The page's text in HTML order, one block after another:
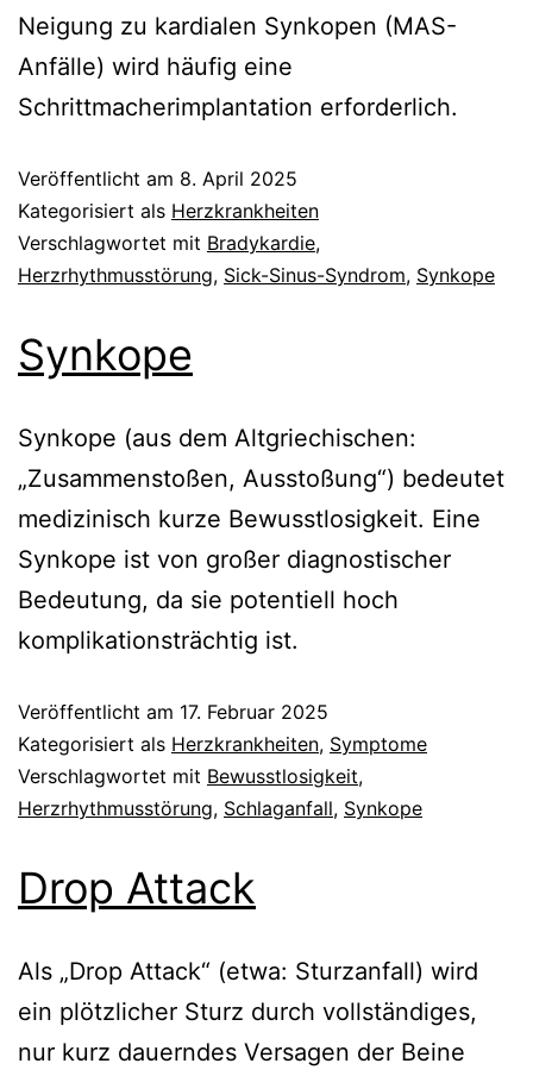
Neigung zu kardialen Synkopen (MAS-
Anfälle) wird häufig eine
Schrittmacherimplantation erforderlich.
Veröffentlicht am 8. April 2025
Kategorisiert als Herzkrankheiten
Verschlagwortet mit Bradykardie,
Herzrhythmusstörung, Sick-Sinus-Syndrom, Synkope
Synkope
Synkope (aus dem Altgriechischen:
„Zusammenstoßen, Ausstoßung“) bedeutet
medizinisch kurze Bewusstlosigkeit. Eine
Synkope ist von großer diagnostischer
Bedeutung, da sie potentiell hoch
komplikationsträchtig ist.
Veröffentlicht am 17. Februar 2025
Kategorisiert als Herzkrankheiten, Symptome
Verschlagwortet mit Bewusstlosigkeit,
Herzrhythmusstörung, Schlaganfall, Synkope
Drop Attack
Als „Drop Attack“ (etwa: Sturzanfall) wird
ein plötzlicher Sturz durch vollständiges,
nur kurz dauerndes Versagen der Beine